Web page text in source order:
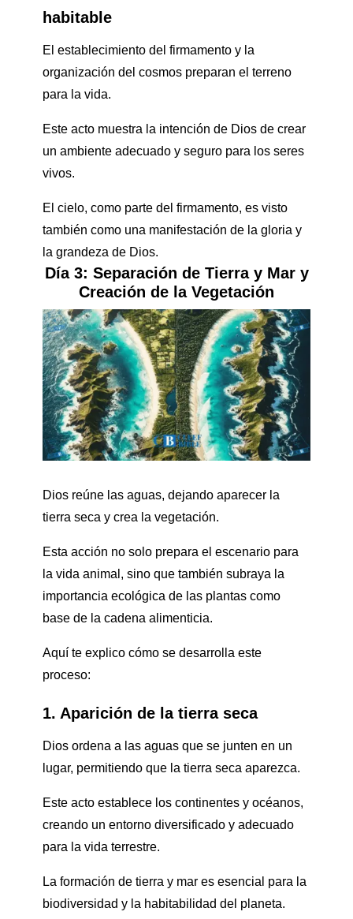
habitable
El establecimiento del firmamento y la
organización del cosmos preparan el terreno
para la vida.
Este acto muestra la intención de Dios de crear
un ambiente adecuado y seguro para los seres
vivos.
El cielo, como parte del firmamento, es visto
también como una manifestación de la gloria y
la grandeza de Dios.
Día 3: Separación de Tierra y Mar y
Creación de la Vegetación
Dios reúne las aguas, dejando aparecer la
tierra seca y crea la vegetación.
Esta acción no solo prepara el escenario para
la vida animal, sino que también subraya la
importancia ecológica de las plantas como
base de la cadena alimenticia.
Aquí te explico cómo se desarrolla este
proceso:
1. Aparición de la tierra seca
Dios ordena a las aguas que se junten en un
lugar, permitiendo que la tierra seca aparezca.
Este acto establece los continentes y océanos,
creando un entorno diversificado y adecuado
para la vida terrestre.
La formación de tierra y mar es esencial para la
biodiversidad y la habitabilidad del planeta.